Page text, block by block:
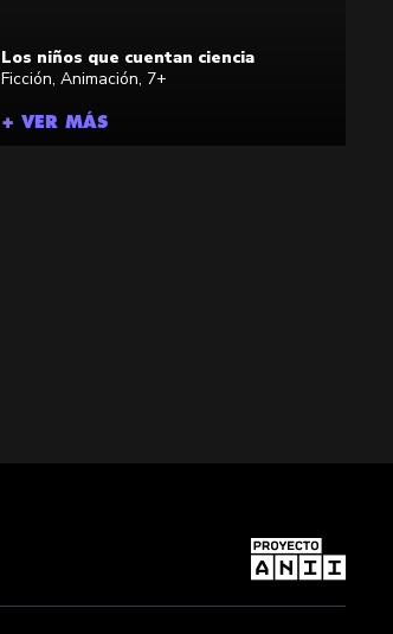
Los niños que cuentan ciencia
Ficción, Animación, 7+
+ VER MÁS